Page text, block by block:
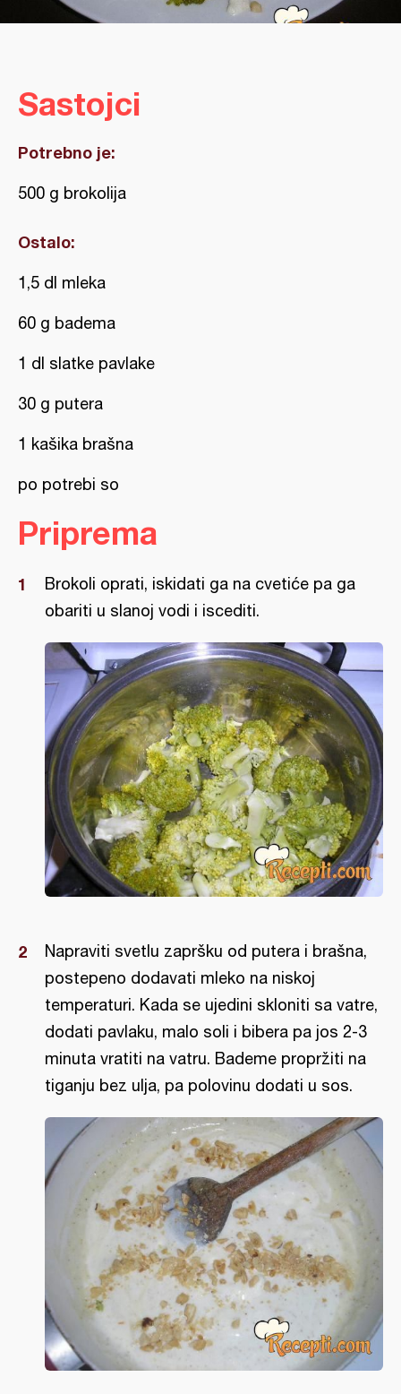
Sastojci
Potrebno je:
500 g brokolija
Ostalo:
1,5 dl mleka
60 g badema
1 dl slatke pavlake
30 g putera
1 kašika brašna
po potrebi so
Priprema
Brokoli oprati, iskidati ga na cvetiće pa ga
obariti u slanoj vodi i iscediti.
Napraviti svetlu zapršku od putera i brašna,
postepeno dodavati mleko na niskoj
temperaturi. Kada se ujedini skloniti sa vatre,
dodati pavlaku, malo soli i bibera pa jos 2-3
minuta vratiti na vatru. Bademe propržiti na
tiganju bez ulja, pa polovinu dodati u sos.